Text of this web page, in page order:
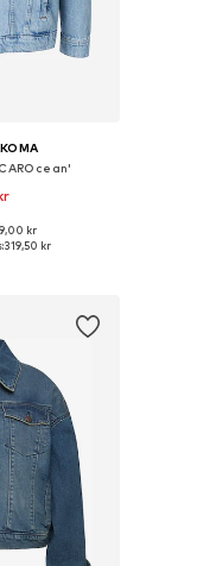
kr
319,50 kr